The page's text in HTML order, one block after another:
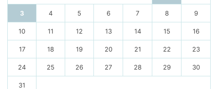
3 4 5 6 7 8 9
10 11 12 13 14 15 16
17 18 19 20 21 22 23
24 25 26 27 28 29 30
31